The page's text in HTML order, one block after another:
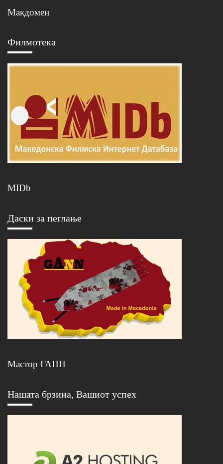
Макдомен
Филмотека
MIDb
Даски за пеглање
Мастор ГАНН
Нашата брзина, Вашиот успех